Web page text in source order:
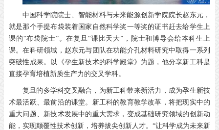
中国科学院院士、智能材料与未来能源创新学院院长赵东元，
就是那个手提布袋装着国家自然科学奖一等奖的证书赶去给学生上
课的“布袋院士”。在复旦“课比天大”，院士和博导会给本科生上
课。在科研领域，赵东元与团队在功能介孔材料研究中取得一系列
突破性成果。以《孕生新技术的科学殿堂》为题，他分享新工科是
直接孕育培植新质生产力的交叉学科。
复旦的多学科交叉融合，为新工科带来新活力，成为孕生新技
术最活跃、最前沿的课堂。新工科的教育教学改革，将把现实中的
重大问题、新技术发展中的重大需求，变成基础研究领域的创新动
能，实现颠覆性技术创新，培养拔尖创新人才。“让科学成为未来新